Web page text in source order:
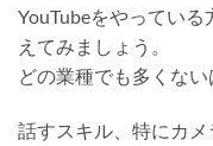
YouTubeをやってい
えてみましょう。
どの業種でも多くない
話すスキル、特にカ